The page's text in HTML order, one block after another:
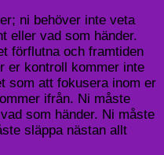
ni behöver inte veta
eller vad som händer.
förflutna och framtiden
er kontroll kommer inte
som att fokusera inom er
ifrån. Ni måste
som händer. Ni måste
släppa nästan allt